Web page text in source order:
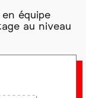
équipe
au niveau